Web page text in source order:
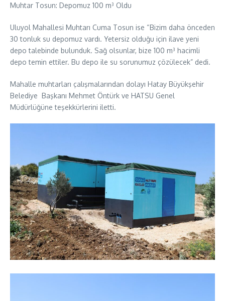
Muhtar Tosun: Depomuz 100 m³ Oldu
Uluyol Mahallesi Muhtarı Cuma Tosun ise “Bizim daha önceden
30 tonluk su depomuz vardı. Yetersiz olduğu için ilave yeni
depo talebinde bulunduk. Sağ olsunlar, bize 100 m³ hacimli
depo temin ettiler. Bu depo ile su sorunumuz çözülecek” dedi.
Mahalle muhtarları çalışmalarından dolayı Hatay Büyükşehir
Belediye Başkanı Mehmet Öntürk ve HATSU Genel
Müdürlüğüne teşekkürlerini iletti.